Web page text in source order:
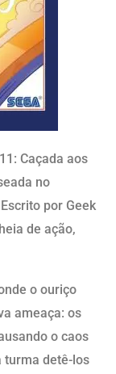
Caçada aos
no
por Geek
de ação,
o ouriço
ameaça: os
o caos
turma detê-los